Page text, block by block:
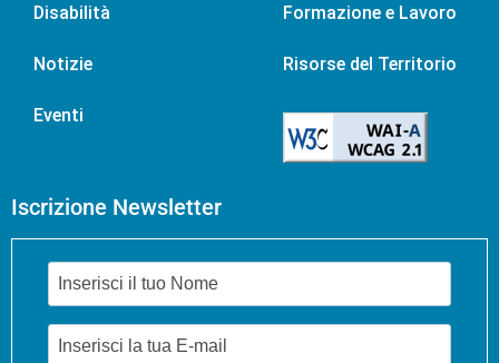
Disabilità
Notizie
Eventi
Formazione e Lavoro
Risorse del Territorio
Iscrizione Newsletter